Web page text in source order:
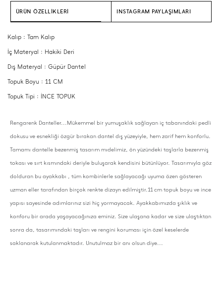
ÜRÜN ÖZELLİKLERİ INSTAGRAM PAYLAŞIMLARI
Kalıp : Tam Kalıp
İç Materyal : Hakiki Deri
Dış Materyal : Güpür Dantel
Topuk Boyu : 11 CM
Topuk Tipi : İNCE TOPUK
Rengarenk Danteller...Mükemmel bir yumuşaklık sağlayan iç tabanındaki pedli
dokusu ve esnekliği özgür bırakan dantel dış yüzeyiyle, hem zarif hem konforlu.
Tamamı dantelle bezenmiş tasarım mıdelimiz, ön yüzündeki taşlarla bezenmiş
tokası ve sırt kısmındaki deriyle buluşarak kendisini bütünlüyor. Tasarımıyla göz
dolduran bu ayakkabı , tüm kombinlerle sağlayacağı uyuma özen gösteren
uzman eller tarafından birçok renkte dizayn edilmiştir.11 cm topuk boyu ve ince
yapısı sayesinde adımlarınız sizi hiç yormayacak. Ayakkabımızda şıklık ve
konforu bir arada yaşayacağınıza eminiz. Size ulaşana kadar ve size ulaştıktan
sonra da, tasarımındaki taşları ve rengini koruması için özel keselerde
saklanarak kutulanmaktadır. Unutulmaz bir anı olsun diye...